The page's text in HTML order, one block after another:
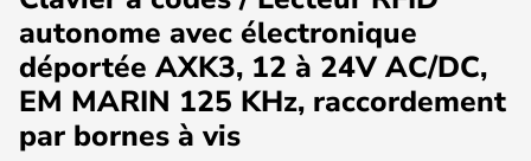
autonome avec électronique
déportée AXK3, 12 à 24V AC/DC,
EM MARIN 125 KHz, raccordement
par bornes à vis